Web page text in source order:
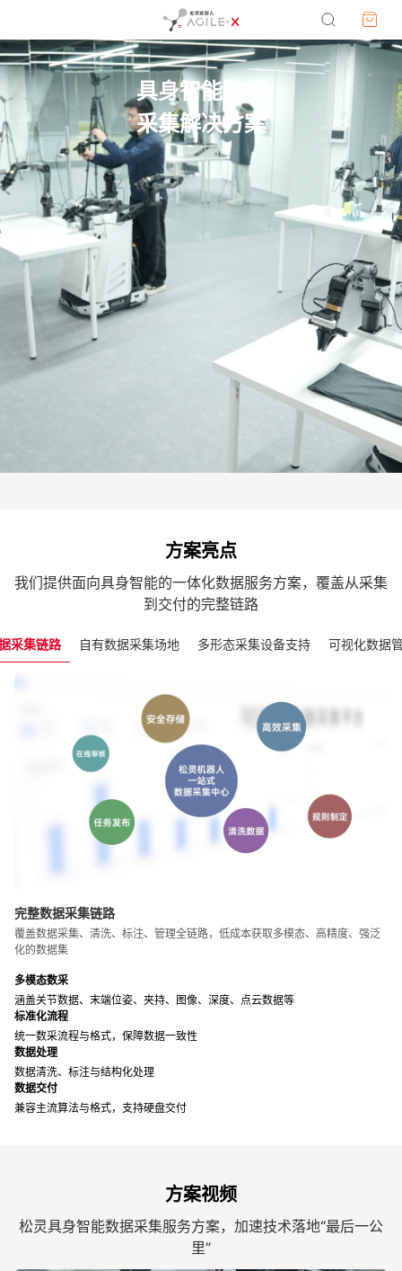
具身智能数据
采集解决方案
方案亮点
我们提供面向具身智能的一体化数据服务方案，覆盖从采集
到交付的完整链路
采集链路 自有数据采集场地 多形态采集设备支持 可视化数据
完整数据采集链路
覆盖数据采集、清洗、标注、管理全链路，低成本获取多模态、高精度、强泛
化的数据集
多模态数采
涵盖关节数据、末端位姿、夹持、图像、深度、点云数据等
标准化流程
统一数采流程与格式，保障数据一致性
数据处理
数据清洗、标注与结构化处理
数据交付
兼容主流算法与格式，支持硬盘交付
方案视频
松灵具身智能数据采集服务方案，加速技术落地“最后一公
里”